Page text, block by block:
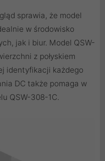
sprawia, że model
w środowisko
jak i biur. Model QSW-
z połyskiem
identyfikacji każdego
DC także pomaga w
QSW-308-1C.